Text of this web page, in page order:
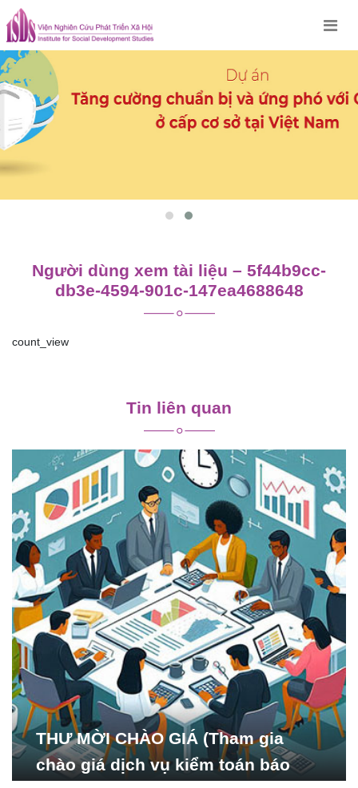
Skip
to
content
Người dùng xem tài liệu – 5f44b9cc-
db3e-4594-901c-147ea4688648
count_view
viết
Tin liên quan
THƯ MỜI CHÀO GIÁ (Tham gia
chào giá dịch vụ kiểm toán báo